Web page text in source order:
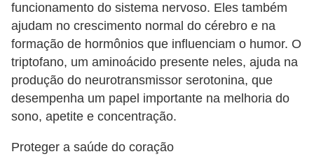
funcionamento do sistema nervoso. Eles também
ajudam no crescimento normal do cérebro e na
formação de hormônios que influenciam o humor. O
triptofano, um aminoácido presente neles, ajuda na
produção do neurotransmissor serotonina, que
desempenha um papel importante na melhoria do
sono, apetite e concentração.
Proteger a saúde do coração